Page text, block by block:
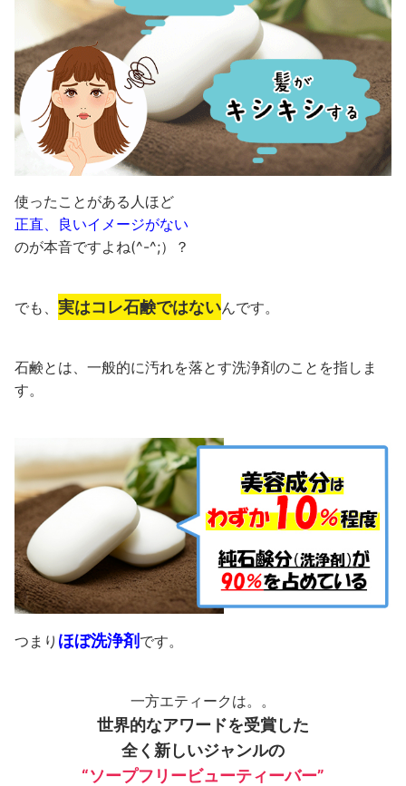
使ったことがある人ほど
正直、良いイメージがない
のが本音ですよね(^-^;）？
でも、 実はコレ石鹸ではないんです。
石鹸とは、一般的に汚れを落とす洗浄剤のことを指しま
す。
つまり ほぼ洗浄剤 です。
一方エティークは。。
世界的なアワードを受賞した
全く新しいジャンルの
“ソープフリービューティーバー”